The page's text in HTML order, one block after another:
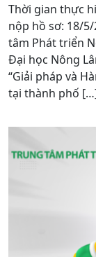
Thời gian thực
nộp hồ sơ: 18/
tâm Phát triển
Đại học Nông
“Giải pháp và
tại thành phố